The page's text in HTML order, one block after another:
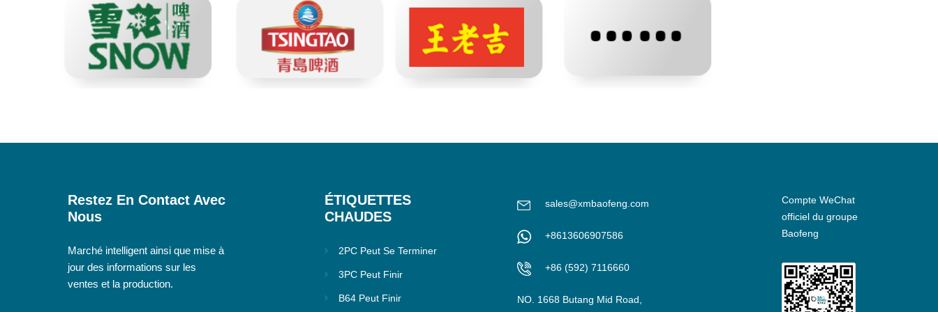
Restez En Contact Avec
Nous
Marché intelligent ainsi que mise à
jour des informations sur les
ventes et la production.
ÉTIQUETTES
CHAUDES
2PC Peut Se Terminer
3PC Peut Finir
B64 Peut Finir
sales@xmbaofeng.com
+8613606907586
+86 (592) 7116660
NO. 1668 Butang Mid Road,
Compte WeChat
officiel du groupe
Baofeng